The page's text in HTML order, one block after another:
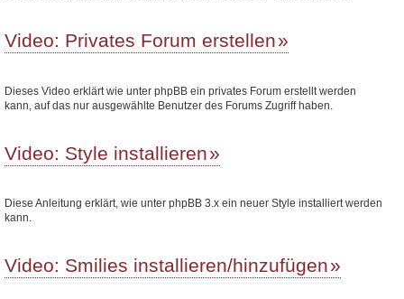
Video: Privates Forum erstellen
Dieses Video erklärt wie unter phpBB ein privates Forum erstellt werden
kann, auf das nur ausgewählte Benutzer des Forums Zugriff haben.
Video: Style installieren
Diese Anleitung erklärt, wie unter phpBB 3.x ein neuer Style installiert werden
kann.
Video: Smilies installieren/hinzufügen